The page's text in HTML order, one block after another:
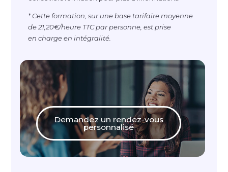
* Cette formation, sur une base tarifaire moyenne
de 21,20€/heure TTC par personne, est prise
en charge en intégralité.
Demandez un rendez-vous
personnalisé